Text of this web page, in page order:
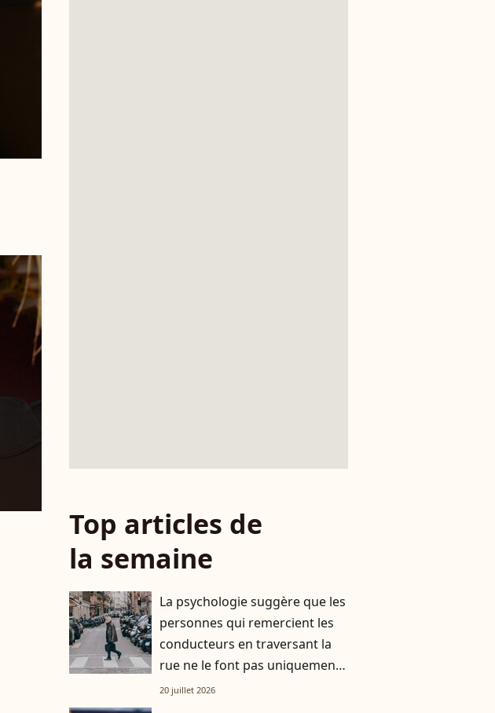
Top articles de
la semaine
La psychologie suggère que les
personnes qui remercient les
conducteurs en traversant la
rue ne le font pas uniquement
par gratitude
20 juillet 2026